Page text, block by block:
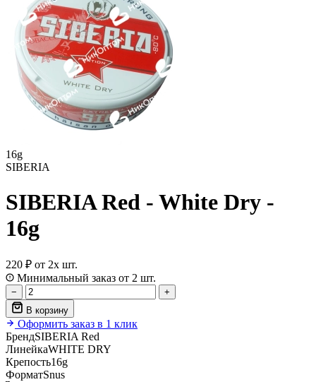
16g
SIBERIA
SIBERIA Red - White Dry -
16g
220 ₽ от 2х шт.
Минимальный заказ от 2 шт.
−
+
В корзину
Оформить заказ в 1 клик
БрендSIBERIA Red
ЛинейкаWHITE DRY
Крепость16g
ФорматSnus